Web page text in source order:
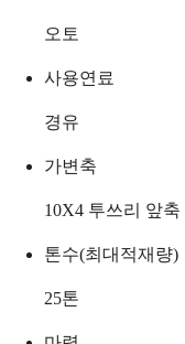
오토
사용연료
경유
가변축
10X4 투쓰리 앞축
톤수(최대적재량)
25톤